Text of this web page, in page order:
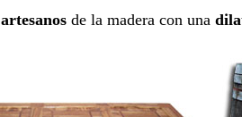
artesanosde la madera con una